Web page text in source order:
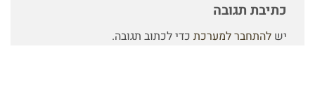
כתיבת תגובה
יש להתחבר למערכת כדי לכתוב תגובה.